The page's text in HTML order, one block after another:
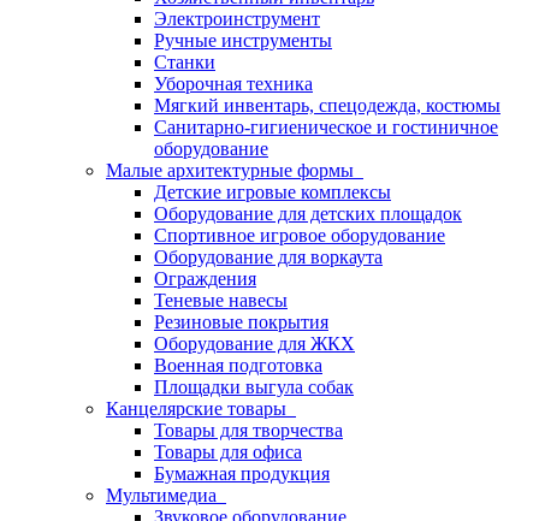
Электроинструмент
Ручные инструменты
Станки
Уборочная техника
Мягкий инвентарь, спецодежда, костюмы
Санитарно-гигиеническое и гостиничное
оборудование
Малые архитектурные формы
Детские игровые комплексы
Оборудование для детских площадок
Спортивное игровое оборудование
Оборудование для воркаута
Ограждения
Теневые навесы
Резиновые покрытия
Оборудование для ЖКХ
Военная подготовка
Площадки выгула собак
Канцелярские товары
Товары для творчества
Товары для офиса
Бумажная продукция
Мультимедиа
Звуковое оборудование